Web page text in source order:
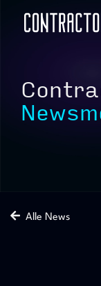
Alle News